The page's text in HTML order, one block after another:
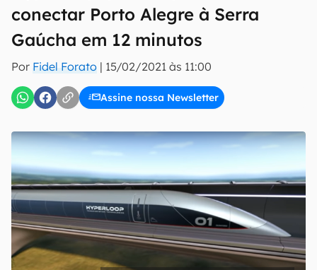
conectar Porto Alegre à Serra
Gaúcha em 12 minutos
Por Fidel Forato | 15/02/2021 às 11:00
Assine nossa Newsletter
E-mail
inscreva-se
Uso e Política de Privacidade do Canaltech.